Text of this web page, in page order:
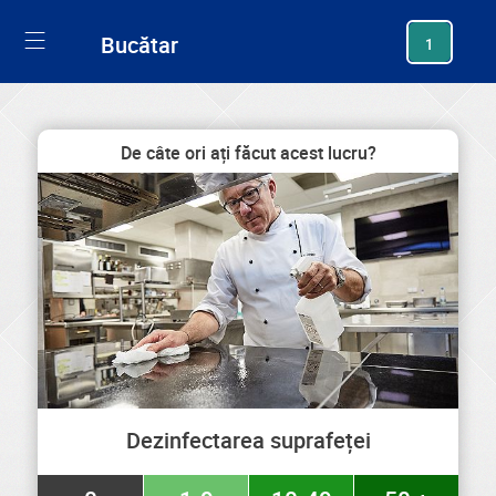
Bucătar 1
De câte ori ați făcut acest lucru?
Dezinfectarea suprafeței